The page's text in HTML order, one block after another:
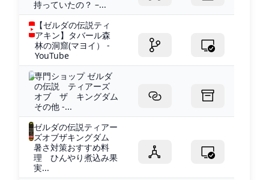
持っていたの？ –...
【ゼルダの伝説ティ
アキン】タバール森
林の洞窟(マヨイ） -
YouTube
専門ショップ ゼルダ
の伝説 ティアーズ
オブ ザ キングダム
その他 -...
ゼルダの伝説ティアー
ズオブザキングダム
暑さ対策おすすめ料
理 ひんやり煮込み果
実...